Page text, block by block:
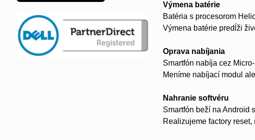
Výmena batérie
Batéria s procesorom
Výmena batérie predĺži
Oprava nabíjania
Smartfón nabíja cez
Meníme nabíjací modul
Nahranie softvéru
Smartfón beží na Android
Realizujeme factory